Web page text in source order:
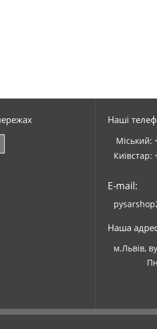
Наші
Міський:
Київстар:
E-mail:
Наша
м.Львів,